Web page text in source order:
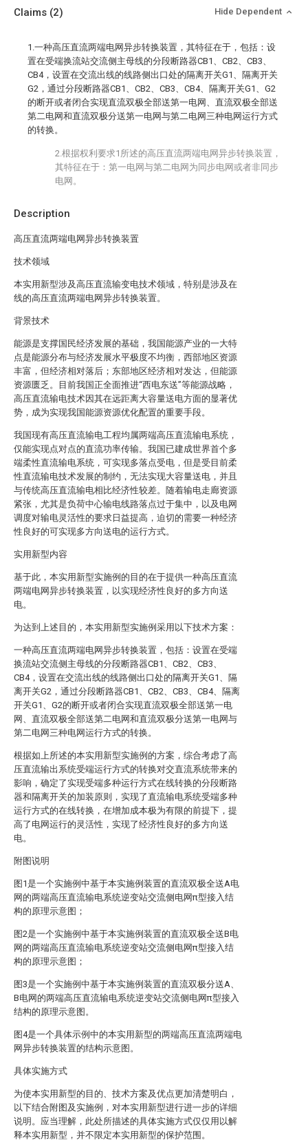
Description
高压直流两端电网异步转换装置
技术领域
本实用新型涉及高压直流输变电技术领域，特别是涉及在
线的高压直流两端电网异步转换装置。
背景技术
能源是支撑国民经济发展的基础，我国能源产业的一大特
点是能源分布与经济发展水平极度不均衡，西部地区资源
丰富，但经济相对落后；东部地区经济相对发达，但能源
资源匮乏。目前我国正全面推进“西电东送”等能源战略，
高压直流输电技术因其在远距离大容量送电方面的显著优
势，成为实现我国能源资源优化配置的重要手段。
我国现有高压直流输电工程均属两端高压直流输电系统，
仅能实现点对点的直流功率传输。我国已建成世界首个多
端柔性直流输电系统，可实现多落点受电，但是受目前柔
性直流输电技术发展的制约，无法实现大容量送电，并且
与传统高压直流输电相比经济性较差。随着输电走廊资源
紧张，尤其是负荷中心输电线路落点过于集中，以及电网
调度对输电灵活性的要求日益提高，迫切的需要一种经济
性良好的可实现多方向送电的运行方式。
实用新型内容
基于此，本实用新型实施例的目的在于提供一种高压直流
两端电网异步转换装置，以实现经济性良好的多方向送
电。
为达到上述目的，本实用新型实施例采用以下技术方案：
一种高压直流两端电网异步转换装置，包括：设置在受端
换流站交流侧主母线的分段断路器CB1、CB2、CB3、
CB4，设置在交流出线的线路侧出口处的隔离开关G1、隔
离开关G2，通过分段断路器CB1、CB2、CB3、CB4、隔离
开关G1、G2的断开或者闭合实现直流双极全部送第一电
网、直流双极全部送第二电网和直流双极分送第一电网与
第二电网三种电网运行方式的转换。
根据如上所述的本实用新型实施例的方案，综合考虑了高
压直流输出系统受端运行方式的转换对交直流系统带来的
影响，确定了实现受端多种运行方式在线转换的分段断路
器和隔离开关的加装原则，实现了直流输电系统受端多种
运行方式的在线转换，在增加成本极为有限的前提下，提
高了电网运行的灵活性，实现了经济性良好的多方向送
电。
附图说明
图1是一个实施例中基于本实施例装置的直流双极全送A电
网的两端高压直流输电系统逆变站交流侧电网π型接入结
构的原理示意图；
图2是一个实施例中基于本实施例装置的直流双极全送B电
网的两端高压直流输电系统逆变站交流侧电网π型接入结
构的原理示意图；
图3是一个实施例中基于本实施例装置的直流双极分送A、
B电网的两端高压直流输电系统逆变站交流侧电网π型接入
结构的原理示意图。
图4是一个具体示例中的本实用新型的两端高压直流两端电
网异步转换装置的结构示意图。
具体实施方式
为使本实用新型的目的、技术方案及优点更加清楚明白，
以下结合附图及实施例，对本实用新型进行进一步的详细
说明。应当理解，此处所描述的具体实施方式仅仅用以解
释本实用新型，并不限定本实用新型的保护范围。
Claims (2) Hide Dependent
1.一种高压直流两端电网异步转换装置，其特征在于，包括：设
置在受端换流站交流侧主母线的分段断路器CB1、CB2、CB3、
CB4，设置在交流出线的线路侧出口处的隔离开关G1、隔离开关
G2，通过分段断路器CB1、CB2、CB3、CB4、隔离开关G1、G2
的断开或者闭合实现直流双极全部送第一电网、直流双极全部送
第二电网和直流双极分送第一电网与第二电网三种电网运行方式
的转换。
2.根据权利要求1所述的高压直流两端电网异步转换装置，
其特征在于：第一电网与第二电网为同步电网或者非同步
电网。